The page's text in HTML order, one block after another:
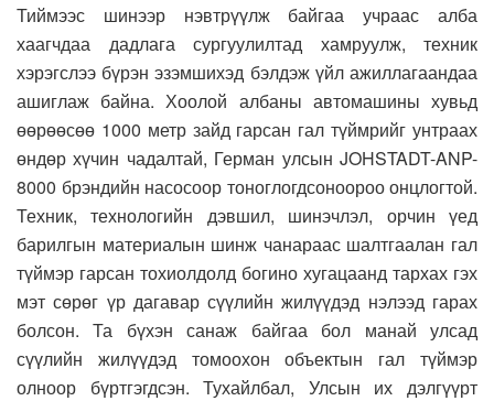
Тиймээс шинээр нэвтрүүлж байгаа учраас алба
хаагчдаа дадлага сургуулилтад хамруулж, техник
хэрэгслээ бүрэн эзэмшихэд бэлдэж үйл ажиллагаандаа
ашиглаж байна. Хоолой албаны автомашины хувьд
өөрөөсөө 1000 метр зайд гарсан гал түймрийг унтраах
өндөр хүчин чадалтай, Герман улсын JOHSTADT-ANP-
8000 брэндийн насосоор тоноглогдсоноороо онцлогтой.
Техник, технологийн дэвшил, шинэчлэл, орчин үед
барилгын материалын шинж чанараас шалтгаалан гал
түймэр гарсан тохиолдолд богино хугацаанд тархах гэх
мэт сөрөг үр дагавар сүүлийн жилүүдэд нэлээд гарах
болсон. Та бүхэн санаж байгаа бол манай улсад
сүүлийн жилүүдэд томоохон объектын гал түймэр
олноор бүртгэгдсэн. Тухайлбал, Улсын их дэлгүүрт